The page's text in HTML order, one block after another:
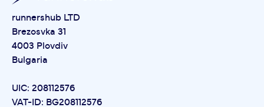
runnershub LTD
Brezosvka 31
4003 Plovdiv
Bulgaria
UIC: 208112576
VAT-ID: BG208112576